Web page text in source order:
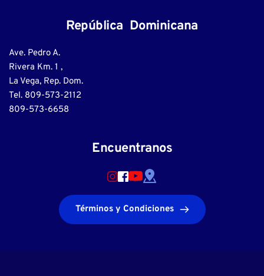
República  Dominicana
Ave. Pedro A.
Rivera Km. 1 ,
La Vega, Rep. Dom.
Tel. 809-573-2112
809-573-6658
Encuentranos
Términos y Condiciones